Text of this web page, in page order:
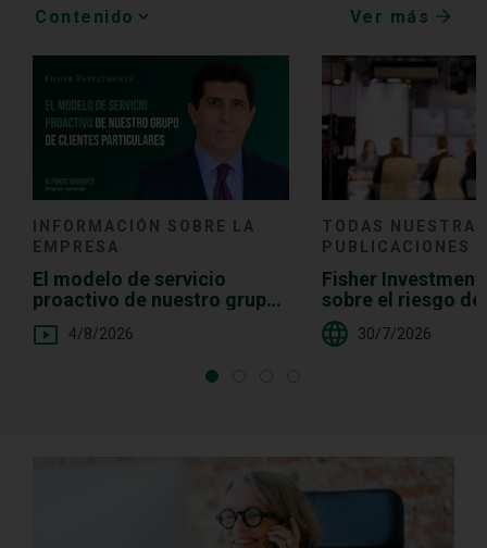
Media
Choice
Ver más
INFORMACIÓN SOBRE LA
EMPRESA
El modelo de servicio
proactivo de nuestro grupo
de clientes particulares
4/8/2026
TODAS NUESTRAS
PUBLICACIONES
Fisher
sobre el riesgo
demasiado
30/7/2026